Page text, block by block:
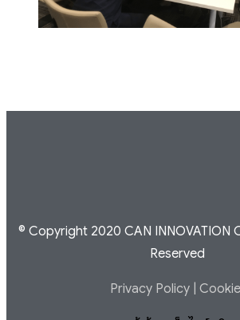
© Copyright 2020 CAN INNOVATION
Reserved
Privacy Policy